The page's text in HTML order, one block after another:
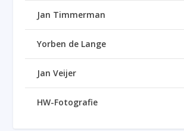
Jan Timmerman
Yorben de Lange
Jan Veijer
HW-Fotografie